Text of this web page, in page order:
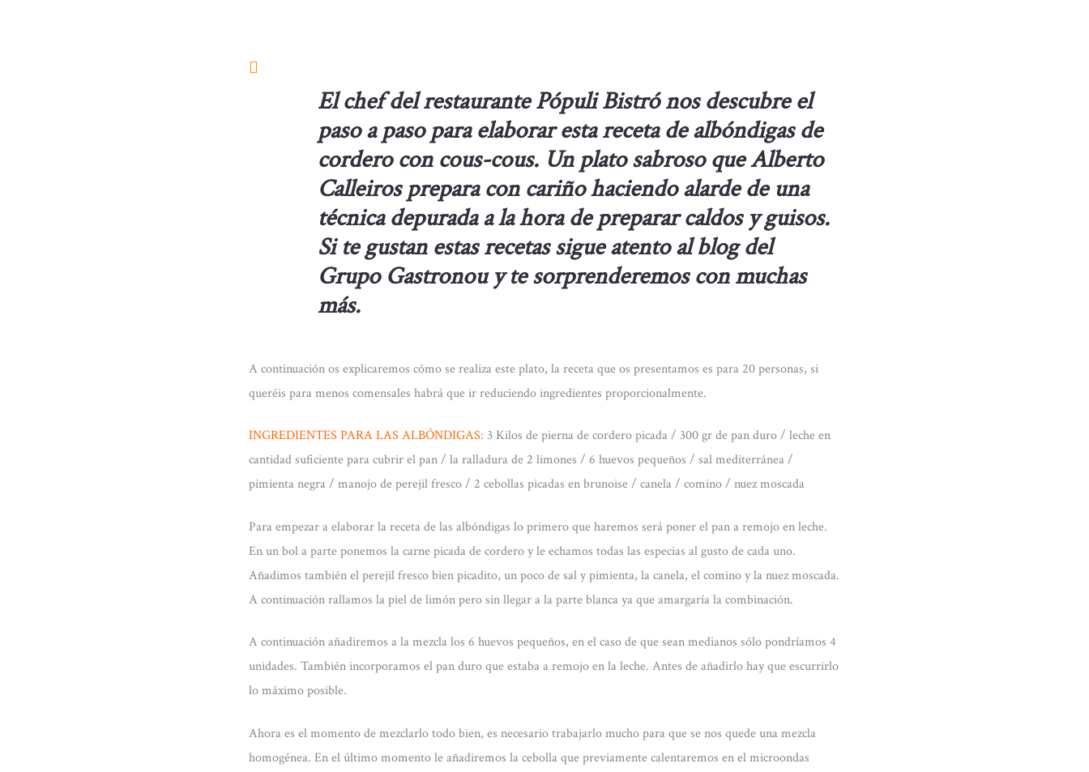
El chef del restaurantePópuli Bistrónos descubre el
paso a paso para elaborar esta receta de albóndigas de
cordero con cous-cous. Un plato sabroso que Alberto
Calleiros prepara con cariño haciendo alarde de una
técnica depurada a la hora de preparar caldos y guisos.
Si te gustan estas recetas sigue atento al blog del
Grupo Gastronou y te sorprenderemos con muchas
más.
A continuación os explicaremos cómo se realiza este plato, la receta que os presentamos es para 20 personas, si
queréis para menos comensales habrá que ir reduciendo ingredientes proporcionalmente.
INGREDIENTES PARA LAS ALBÓNDIGAS: 3 Kilos de pierna de cordero picada / 300 gr de pan duro / leche en
cantidad suficiente para cubrir el pan / la ralladura de 2 limones / 6 huevos pequeños / sal mediterránea /
pimienta negra / manojo de perejil fresco / 2 cebollas picadas en brunoise / canela / comino / nuez moscada
Para empezar a elaborar la receta de las albóndigas lo primero que haremos será poner el pan a remojo en leche.
En un bol a parte ponemos la carne picada de cordero y le echamos todas las especias al gusto de cada uno.
Añadimos también el perejil fresco bien picadito, un poco de sal y pimienta, la canela, el comino y la nuez moscada.
A continuación rallamos la piel de limón pero sin llegar a la parte blanca ya que amargaría la combinación.
A continuación añadiremos a la mezcla los 6 huevos pequeños, en el caso de que sean medianos sólo pondríamos 4
unidades. También incorporamos el pan duro que estaba a remojo en la leche. Antes de añadirlo hay que escurrirlo
lo máximo posible.
Ahora es el momento de mezclarlo todo bien, es necesario trabajarlo mucho para que se nos quede una mezcla
homogénea. En el último momento le añadiremos la cebolla que previamente calentaremos en el microondas